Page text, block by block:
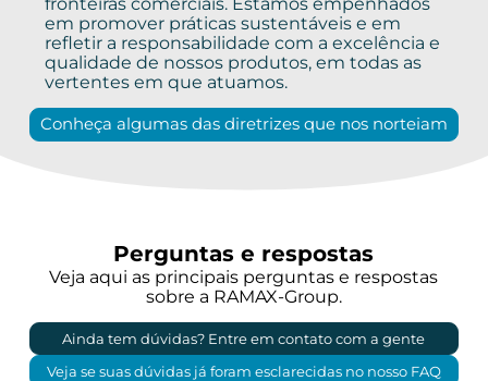
em promover práticas sustentáveis e em
refletir a responsabilidade com a excelência e
qualidade de nossos produtos, em todas as
vertentes em que atuamos.
Conheça algumas das diretrizes que nos norteiam
Perguntas e respostas
Veja aqui as principais perguntas e respostas
sobre a RAMAX-Group.
Ainda tem dúvidas? Entre em contato com a gente
Veja se suas dúvidas já foram esclarecidas no nosso FAQ